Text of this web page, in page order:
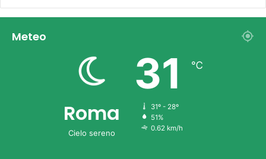
Meteo
Roma
Cielo sereno
31 ℃
31º - 28º
51%
0.62 km/h